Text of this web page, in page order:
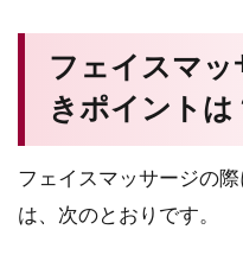
フェイスマッ
きポイントは
フェイスマッサージの
は、次のとおりです。